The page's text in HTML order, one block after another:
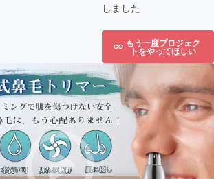
しました
もう一度プロジェク
トをやってほしい